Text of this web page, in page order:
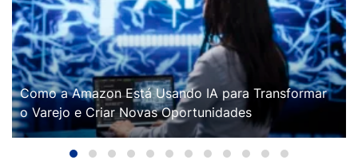
Como a Amazon Está Usando IA para Transformar
o Varejo e Criar Novas Oportunidades